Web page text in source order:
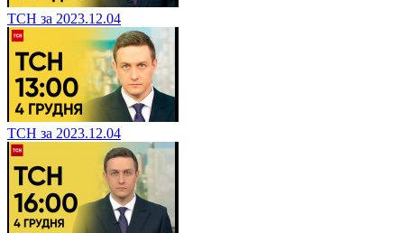
ТСН за 2023.12.04
ТСН за 2023.12.04